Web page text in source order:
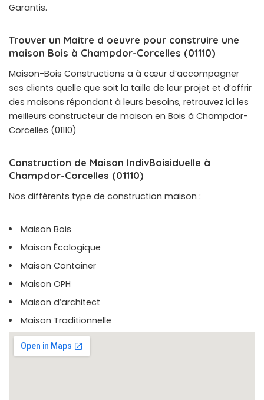
Garantis.
Trouver un Maitre d oeuvre pour construire une
maison Bois à Champdor-Corcelles (01110)
Maison-Bois Constructions a à cœur d’accompagner
ses clients quelle que soit la taille de leur projet et d’offrir
des maisons répondant à leurs besoins, retrouvez ici les
meilleurs constructeur de maison en Bois à Champdor-
Corcelles (01110)
Construction de Maison IndivBoisiduelle à
Champdor-Corcelles (01110)
Nos différents type de construction maison :
Maison Bois
Maison Écologique
Maison Container
Maison OPH
Maison d’architect
Maison Traditionnelle